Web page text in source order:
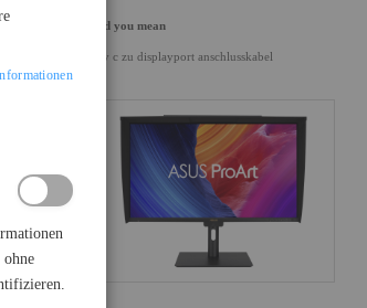
Did you mean
usv c zu displayport anschlusskabel
17 Artikel
ohne